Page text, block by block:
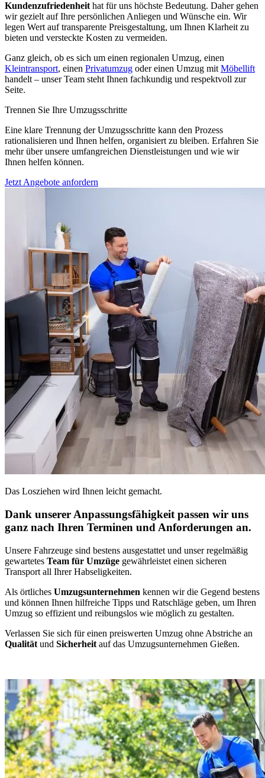
Kundenzufriedenheit hat für uns höchste Bedeutung. Daher gehen
wir gezielt auf Ihre persönlichen Anliegen und Wünsche ein. Wir
legen Wert auf transparente Preisgestaltung, um Ihnen Klarheit zu
bieten und versteckte Kosten zu vermeiden.
Ganz gleich, ob es sich um einen regionalen Umzug, einen
Kleintransport, einen Privatumzug oder einen Umzug mit Möbellift
handelt – unser Team steht Ihnen fachkundig und respektvoll zur
Seite.
Trennen Sie Ihre Umzugsschritte
Eine klare Trennung der Umzugsschritte kann den Prozess
rationalisieren und Ihnen helfen, organisiert zu bleiben. Erfahren Sie
mehr über unsere umfangreichen Dienstleistungen und wie wir
Ihnen helfen können.
Jetzt Angebote anfordern
Das Losziehen wird Ihnen leicht gemacht.
Dank unserer Anpassungsfähigkeit passen wir uns
ganz nach Ihren Terminen und Anforderungen an.
Unsere Fahrzeuge sind bestens ausgestattet und unser regelmäßig
gewartetes Team für Umzüge gewährleistet einen sicheren
Transport all Ihrer Habseligkeiten.
Als örtliches Umzugsunternehmen kennen wir die Gegend bestens
und können Ihnen hilfreiche Tipps und Ratschläge geben, um Ihren
Umzug so effizient und reibungslos wie möglich zu gestalten.
Verlassen Sie sich für einen preiswerten Umzug ohne Abstriche an
Qualität und Sicherheit auf das Umzugsunternehmen Gießen.